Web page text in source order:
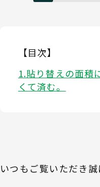
【目次】
貼り替えの面積
くて済む。
いつもご覧いただき誠